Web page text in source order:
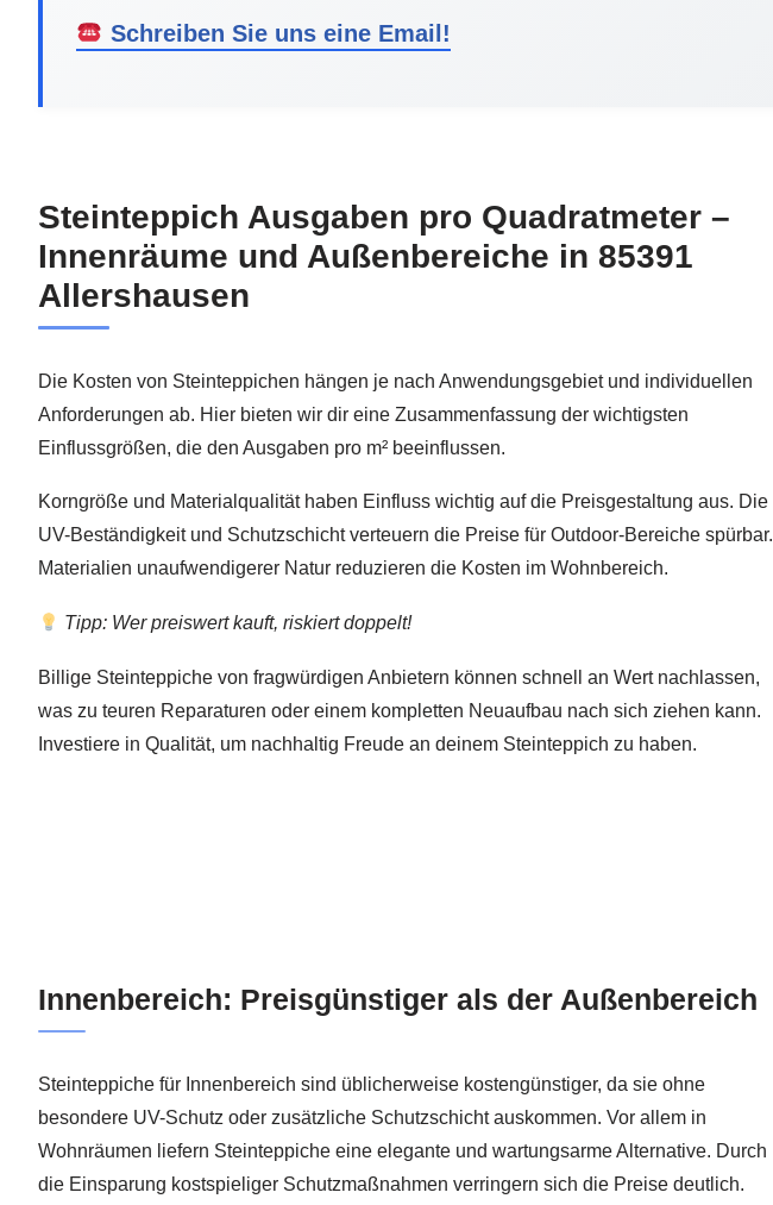
Schreiben Sie uns eine Email!
Steinteppich Ausgaben pro Quadratmeter –
Innenräume und Außenbereiche in 85391
Allershausen
Die Kosten von Steinteppichen hängen je nach Anwendungsgebiet und individuellen
Anforderungen ab. Hier bieten wir dir eine Zusammenfassung der wichtigsten
Einflussgrößen, die den Ausgaben pro m² beeinflussen.
Korngröße und Materialqualität haben Einfluss wichtig auf die Preisgestaltung aus. Die
UV-Beständigkeit und Schutzschicht verteuern die Preise für Outdoor-Bereiche spürbar.
Materialien unaufwendigerer Natur reduzieren die Kosten im Wohnbereich.
Tipp: Wer preiswert kauft, riskiert doppelt!
Billige Steinteppiche von fragwürdigen Anbietern können schnell an Wert nachlassen,
was zu teuren Reparaturen oder einem kompletten Neuaufbau nach sich ziehen kann.
Investiere in Qualität, um nachhaltig Freude an deinem Steinteppich zu haben.
Innenbereich: Preisgünstiger als der Außenbereich
Steinteppiche für Innenbereich sind üblicherweise kostengünstiger, da sie ohne
besondere UV-Schutz oder zusätzliche Schutzschicht auskommen. Vor allem in
Wohnräumen liefern Steinteppiche eine elegante und wartungsarme Alternative. Durch
die Einsparung kostspieliger Schutzmaßnahmen verringern sich die Preise deutlich.